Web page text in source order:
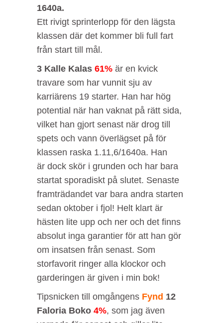
1640a.
Ett rivigt sprinterlopp för den lägsta
klassen där det kommer bli full fart
från start till mål.
3 Kalle Kalas 61% är en kvick
travare som har vunnit sju av
karriärens 19 starter. Han har hög
potential när han vaknat på rätt sida,
vilket han gjort senast när drog till
spets och vann överlägset på för
klassen raska 1.11,6/1640a. Han
är dock skör i grunden och har bara
startat sporadiskt på slutet. Senaste
framträdandet var bara andra starten
sedan oktober i fjol! Helt klart är
hästen lite upp och ner och det finns
absolut inga garantier för att han gör
om insatsen från senast. Som
storfavorit ringer alla klockor och
garderingen är given i min bok!
Tipsnicken till omgångens Fynd 12
Faloria Boko 4%, som jag även